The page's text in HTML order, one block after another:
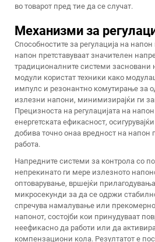
во товарот пред тие да се случат.
Механизми за
Способностите за регулација на
напон претставуваат значителен
традиционалните системи засновани
модули користат техники како
импулс и резонантно комутирање за
излезни напони, минимизирајќи ги
Прецизноста на регулацијата на
енергетската ефикасност,
добива точно онаа вредност на напон
работа.
Напредните системи за контрола со
непрекинато ги мере излезното
оптоварување, вршејќи
микросекунди за да се одржи
спречува намалување или
напонот, состојби кои принудуваат
неефикасно да работи или да
компензациони кола. Резултатот е